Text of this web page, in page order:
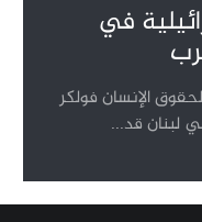
في
الإنسان فولكر
لبنان قد...